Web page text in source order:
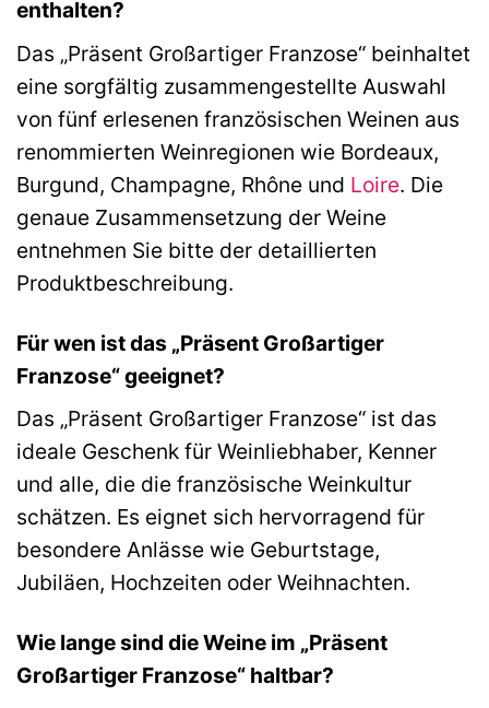
enthalten?
Das „Präsent Großartiger Franzose“ beinhaltet
eine sorgfältig zusammengestellte Auswahl
von fünf erlesenen französischen Weinen aus
renommierten Weinregionen wie Bordeaux,
Burgund, Champagne, Rhône und Loire. Die
genaue Zusammensetzung der Weine
entnehmen Sie bitte der detaillierten
Produktbeschreibung.
Für wen ist das „Präsent Großartiger
Franzose“ geeignet?
Das „Präsent Großartiger Franzose“ ist das
ideale Geschenk für Weinliebhaber, Kenner
und alle, die die französische Weinkultur
schätzen. Es eignet sich hervorragend für
besondere Anlässe wie Geburtstage,
Jubiläen, Hochzeiten oder Weihnachten.
Wie lange sind die Weine im „Präsent
Großartiger Franzose“ haltbar?